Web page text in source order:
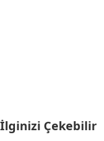
İlginizi Çekebilir